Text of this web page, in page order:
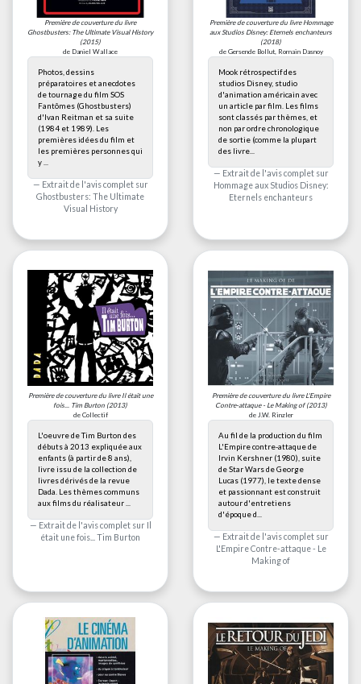
Première de couverture du livre
Ghostbusters: The Ultimate Visual History
(2015)
de Daniel Wallace
Photos, dessins
préparatoires et anecdotes
de tournage du film SOS
Fantômes (Ghostbusters)
d'Ivan Reitman et sa suite
(1984 et 1989). Les
premières idées du film et
les premières personnes qui
y ...
Extrait de l'avis complet sur
Ghostbusters: The Ultimate
Visual History
Première de couverture du livreHommage
aux Studios Disney: Eternels enchanteurs
(2018)
de Gersende Bollut, Romain Dasnoy
Mook rétrospectif des
studios Disney, studio
d'animation américain avec
un article par film. Les films
sont classés par thèmes, et
non par ordre chronologique
de sortie (comme la plupart
des livre...
Extrait de l'avis complet sur
Hommage aux Studios Disney:
Eternels enchanteurs
Première de couverture du livre Il était une
fois... Tim Burton (2013)
de Collectif
L'oeuvre de Tim Burton des
débuts à 2013 expliquée aux
enfants (à partir de 8 ans),
livre issu de la collection de
livres dérivés de la revue
Dada. Les thèmes communs
aux films du réalisateur ...
Extrait de l'avis complet sur Il
était une fois... Tim Burton
Première de couverture du livreL'Empire
Contre-attaque - Le Making of(2013)
de J.W. Rinzler
Au fil de la production du film
L'Empire contre-attaque de
Irvin Kershner (1980), suite
de Star Wars de George
Lucas (1977), le texte dense
et passionnant est construit
autour d'entretiens
d'époque d...
Extrait de l'avis complet sur
L'Empire Contre-attaque - Le
Making of